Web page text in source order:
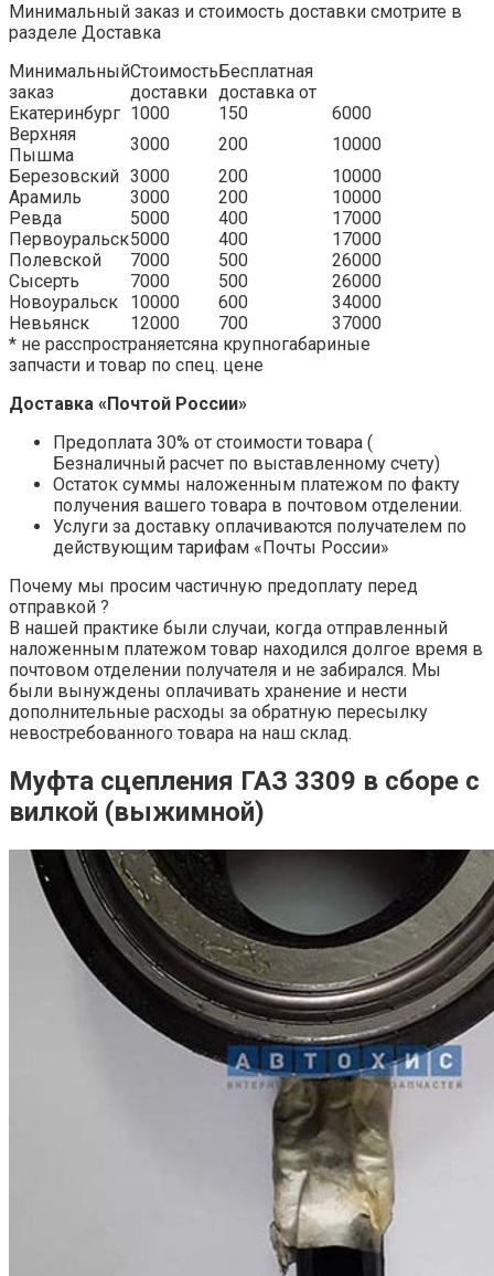
Минимальный заказ и стоимость доставки смотрите в
разделе Доставка
Минимальный
заказ
Стоимость
доставки
Бесплатная
доставка от
Екатеринбург 1000 150
6000
Верхняя
Пышма
3000 200
10000
Березовский 3000 200
10000
Арамиль
3000 200
10000
Ревда
5000 400
17000
Первоуральск5000 400
17000
Полевской
7000 500
26000
Сысерть
7000 500
26000
Новоуральск
10000 600
34000
Невьянск
12000 700
37000
* не расспространяетсяна крупногабариные
запчасти и товар по спец. цене
Доставка «Почтой России»
Предоплата 30% от стоимости товара (
Безналичный расчет по выставленному счету)
Остаток суммы наложенным платежом по факту
получения вашего товара в почтовом отделении.
Услуги за доставку оплачиваются получателем по
действующим тарифам «Почты России»
Почему мы просим частичную предоплату перед
отправкой ?
В нашей практике были случаи, когда отправленный
наложенным платежом товар находился долгое время в
почтовом отделении получателя и не забирался. Мы
были вынуждены оплачивать хранение и нести
дополнительные расходы за обратную пересылку
невостребованного товара на наш склад.
Муфта сцепления ГАЗ 3309 в сборе с
вилкой (выжимной)